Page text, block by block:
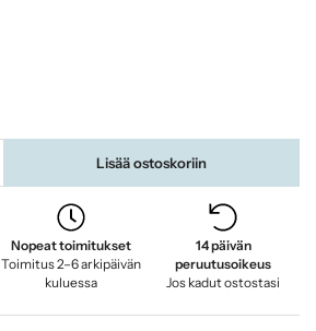
Lisää ostoskoriin
Nopeat toimitukset
Toimitus 2–6 arkipäivän
kuluessa
14 päivän
peruutusoikeus
Jos kadut ostostasi